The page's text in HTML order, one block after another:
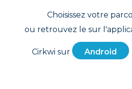
Choisissez votre
ou retrouvez le sur
Cirkwi sur Android